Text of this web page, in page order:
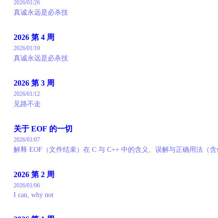
2026/01/26
真诚永远是必杀技
2026 第 4 周
2026/01/19
真诚永远是必杀技
2026 第 3 周
2026/01/12
见路不走
关于 EOF 的一切
2026/01/07
解释 EOF（文件结束）在 C 与 C++ 中的含义、误解与正确用法（含
2026 第 2 周
2026/01/06
I can, why not